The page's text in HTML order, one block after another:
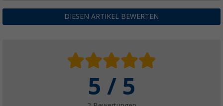
DIESEN ARTIKEL BEWERTEN
5 / 5